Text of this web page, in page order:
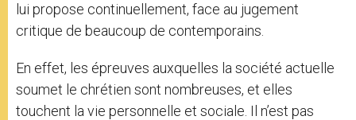
lui propose continuellement, face au jugement
critique de beaucoup de contemporains.
En effet, les épreuves auxquelles la société actuelle
soumet le chrétien sont nombreuses, et elles
touchent la vie personnelle et sociale. Il n’est pas